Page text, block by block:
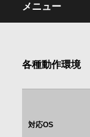
導入事例
サポート
メニュー
各種動作環境
対応OS